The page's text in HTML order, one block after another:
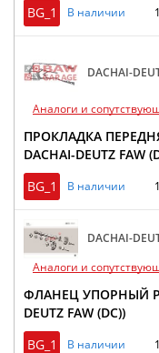
BG_1
В наличии
DACHAI-
Аналоги и
ПРОКЛАДКА
DACHAI-DEUTZ FAW
BG_1
В наличии
DACHAI-
Аналоги и
ФЛАНЕЦ УПОРНЫЙ
DEUTZ FAW (DC))
BG_1
В наличии